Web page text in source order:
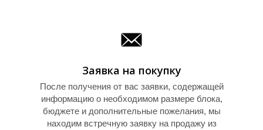
Заявка на покупку
После получения от вас заявки, содержащей
информацию о необходимом размере блока,
бюджете и дополнительные пожелания, мы
находим встречную заявку на продажу из